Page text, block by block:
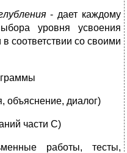
- дает каждому
уровня усвоения
соответствии со своими
объяснение, диалог)
части С)
работы, тесты,